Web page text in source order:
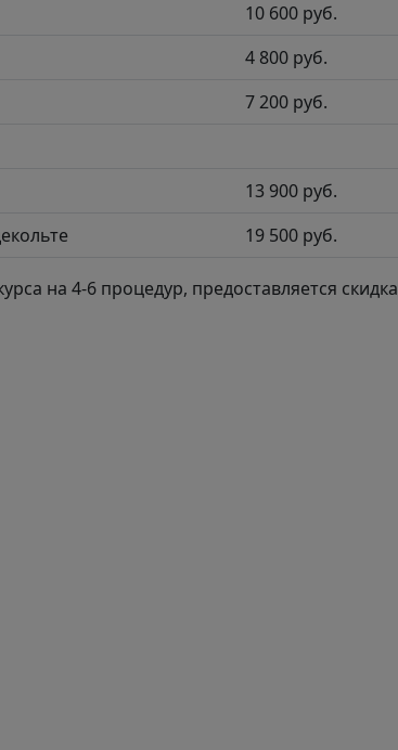
10 600 руб.
4 800 руб.
7 200 руб.
13 900 руб.
19 500 руб.
на 4-6 процедур, предоставляется скидка